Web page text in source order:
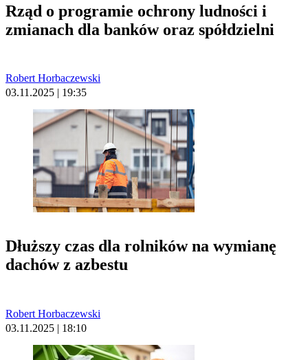
Rząd o programie ochrony ludności i
zmianach dla banków oraz spółdzielni
Robert Horbaczewski
03.11.2025 | 19:35
Dłuższy czas dla rolników na wymianę
dachów z azbestu
Robert Horbaczewski
03.11.2025 | 18:10